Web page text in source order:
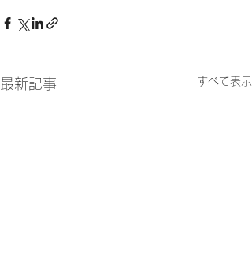
最新記事 すべて表示